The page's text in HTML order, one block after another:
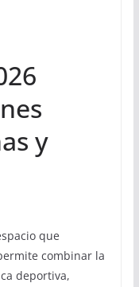
y
que
combinar la
deportiva,